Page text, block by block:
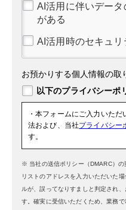
AI活用に伴いデー
がある
AI活用時のセキュ
お預かりする個人情報の取
・本フォームにご入力いた
法および、当社プライバシー
す。
※ 当社の送信ポリシー（DMARC）
リストのアドレスを入力いただいた
ルが、誤ってなりすましと判定され
す。確実に受信いただくため、業務